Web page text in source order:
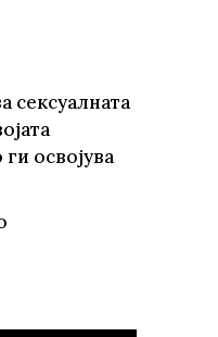
сексуалната
освојува